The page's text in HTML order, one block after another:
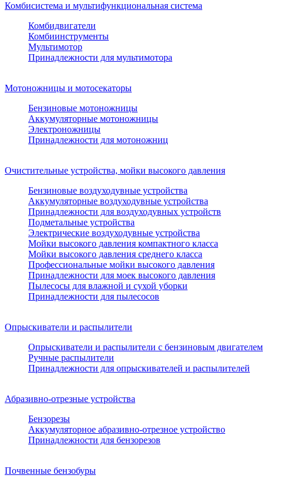
Комбисистема и мультифункциональная система
Комбидвигатели
Комбиинструменты
Мультимотор
Принадлежности для мультимотора
Мотоножницы и мотосекаторы
Бензиновые мотоножницы
Аккумуляторные мотоножницы
Электроножницы
Принадлежности для мотоножниц
Очистительные устройства, мойки высокого давления
Бензиновые воздуходувные устройства
Аккумуляторные воздуходувные устройства
Принадлежности для воздуходувных устройств
Подметальные устройства
Электрические воздуходувные устройства
Мойки высокого давления компактного класса
Мойки высокого давления среднего класса
Профессиональные мойки высокого давления
Принадлежности для моек высокого давления
Пылесосы для влажной и сухой уборки
Принадлежности для пылесосов
Опрыскиватели и распылители
Опрыскиватели и распылители с бензиновым двигателем
Ручные распылители
Принадлежности для опрыскивателей и распылителей
Абразивно-отрезные устройства
Бензорезы
Аккумуляторное абразивно-отрезное устройство
Принадлежности для бензорезов
Почвенные бензобуры